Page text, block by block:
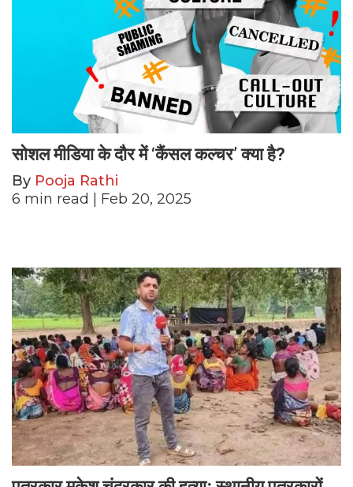
सोशल मीडिया के दौर में ‘कैंसल कल्चर’ क्या है?
By Pooja Rathi
6 min read | Feb 20, 2025